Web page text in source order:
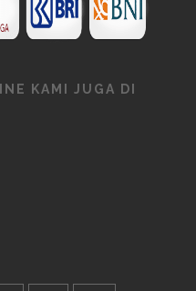
KAMI JUGA DI